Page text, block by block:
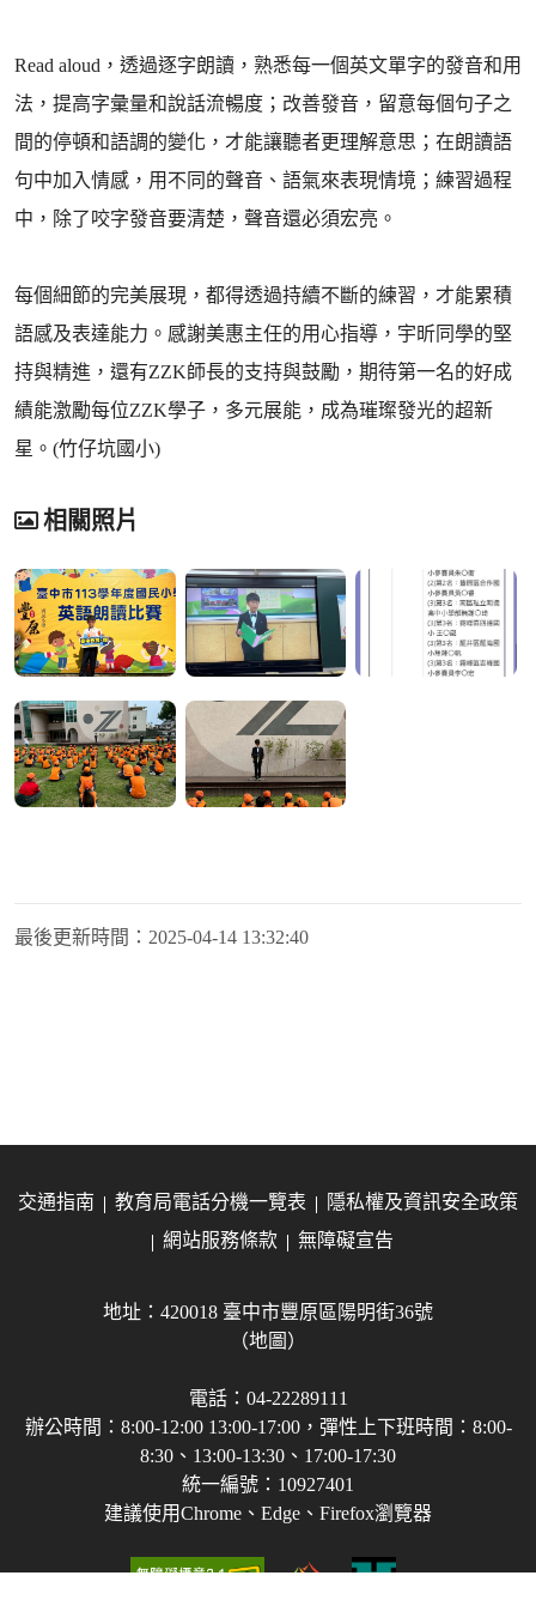
Read aloud，透過逐字朗讀，熟悉每一個英文單字的發音和用
法，提高字彙量和說話流暢度；改善發音，留意每個句子之
間的停頓和語調的變化，才能讓聽者更理解意思；在朗讀語
句中加入情感，用不同的聲音、語氣來表現情境；練習過程
中，除了咬字發音要清楚，聲音還必須宏亮。
每個細節的完美展現，都得透過持續不斷的練習，才能累積
語感及表達能力。感謝美惠主任的用心指導，宇昕同學的堅
持與精進，還有ZZK師長的支持與鼓勵，期待第一名的好成
績能激勵每位ZZK學子，多元展能，成為璀璨發光的超新
星。(竹仔坑國小)
相關照片
最後更新時間： 2025-04-14 13:32:40
交通指南 教育局電話分機一覽表
隱私權及資訊安全政策
網站服務條款
無障礙宣告
地址：420018 臺中市豐原區陽明街36號
（地圖）
電話：04-22289111
辦公時間：8:00-12:00 13:00-17:00，彈性上下班時間：8:00-
8:30、13:00-13:30、17:00-17:30
統一編號：10927401
建議使用Chrome、Edge、Firefox瀏覽器